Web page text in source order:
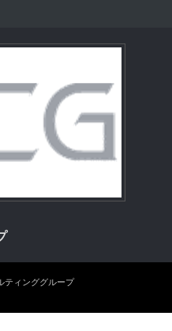
ティンググループ